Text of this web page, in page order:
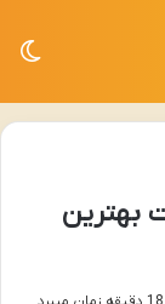
بهترین